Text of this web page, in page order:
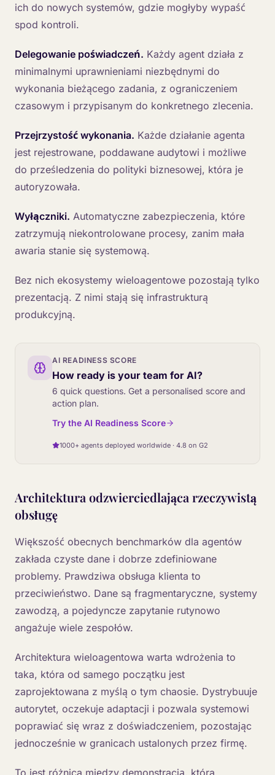
ich do nowych systemów, gdzie mogłyby wypaść
spod kontroli.
Delegowanie poświadczeń. Każdy agent działa z
minimalnymi uprawnieniami niezbędnymi do
wykonania bieżącego zadania, z ograniczeniem
czasowym i przypisanym do konkretnego zlecenia.
Przejrzystość wykonania. Każde działanie agenta
jest rejestrowane, poddawane audytowi i możliwe
do prześledzenia do polityki biznesowej, która je
autoryzowała.
Wyłączniki. Automatyczne zabezpieczenia, które
zatrzymują niekontrolowane procesy, zanim mała
awaria stanie się systemową.
Bez nich ekosystemy wieloagentowe pozostają tylko
prezentacją. Z nimi stają się infrastrukturą
produkcyjną.
AI READINESS SCORE
How ready is your team for AI?
6 quick questions. Get a personalised score and
action plan.
Try the AI Readiness Score
1000+ agents deployed worldwide · 4.8 on G2
Architektura odzwierciedlająca rzeczywistą
obsługę
Większość obecnych benchmarków dla agentów
zakłada czyste dane i dobrze zdefiniowane
problemy. Prawdziwa obsługa klienta to
przeciwieństwo. Dane są fragmentaryczne, systemy
zawodzą, a pojedyncze zapytanie rutynowo
angażuje wiele zespołów.
Architektura wieloagentowa warta wdrożenia to
taka, która od samego początku jest
zaprojektowana z myślą o tym chaosie. Dystrybuuje
autorytet, oczekuje adaptacji i pozwala systemowi
poprawiać się wraz z doświadczeniem, pozostając
jednocześnie w granicach ustalonych przez firmę.
To jest różnica między demonstracją, która